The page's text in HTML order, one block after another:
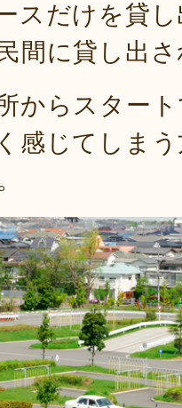
スだけを貸
間に貸し出
からスター
感じてしま